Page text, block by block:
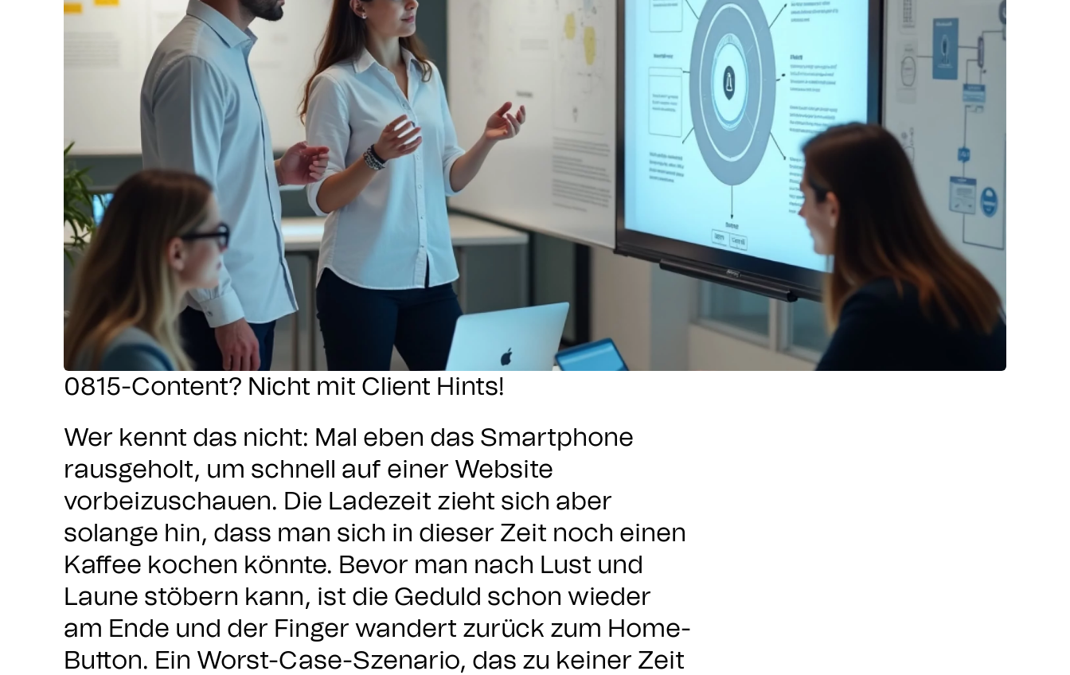
0815-Content? Nicht mit Client Hints!
Wer kennt das nicht: Mal eben das Smartphone
rausgeholt, um schnell auf einer Website
vorbeizuschauen. Die Ladezeit zieht sich aber
solange hin, dass man sich in dieser Zeit noch einen
Kaffee kochen könnte. Bevor man nach Lust und
Laune stöbern kann, ist die Geduld schon wieder
am Ende und der Finger wandert zurück zum Home-
Button. Ein Worst-Case-Szenario, das zu keiner Zeit